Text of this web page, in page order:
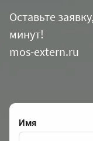
Оставьте
минут!
mos-extern.ru
Имя